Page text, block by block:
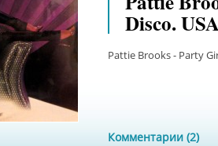
Disco.
Pattie Brooks - Party
Комментарии (2)